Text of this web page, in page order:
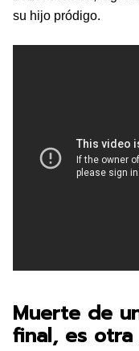
su hijo pródigo.
Muerte de
final, es